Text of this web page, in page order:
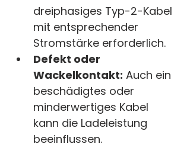
dreiphasiges Typ-2-Kabel
mit entsprechender
Stromstärke erforderlich.
Defekt oder
Wackelkontakt: Auch ein
beschädigtes oder
minderwertiges Kabel
kann die Ladeleistung
beeinflussen.